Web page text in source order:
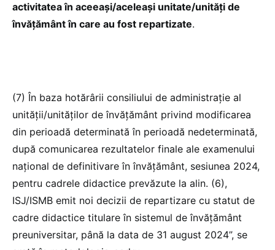
activitatea în aceeaşi/aceleaşi unitate/unităţi de
învăţământ în care au fost repartizate.
(7) În baza hotărârii consiliului de administrație al
unității/unităților de învățământ privind modificarea
din perioadă determinată în perioadă nedeterminată,
după comunicarea rezultatelor finale ale examenului
naţional de definitivare în învăţământ, sesiunea 2024,
pentru cadrele didactice prevăzute la alin. (6),
ISJ/ISMB emit noi decizii de repartizare cu statut de
cadre didactice titulare în sistemul de învăţământ
preuniversitar, până la data de 31 august 2024”, se